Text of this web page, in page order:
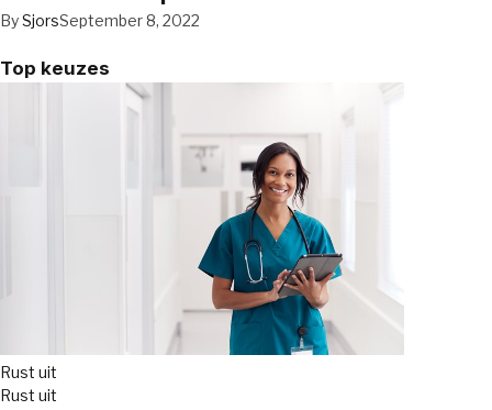
BySjorsSeptember 8, 2022
Top keuzes
Rust uit
Rust uit